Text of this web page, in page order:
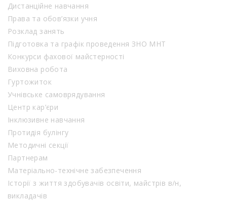
Дистанційне навчання
Права та обов’язки учня
Розклад занять
Підготовка та графік проведення ЗНО МНТ
Конкурси фахової майстерності
Виховна робота
Гуртожиток
Учнівське самоврядування
Центр кар’єри
Інклюзивне навчання
Протидія булінгу
Методичні секції
Партнерам
Матеріально-технічне забезпечення
Історії з життя здобувачів освіти, майстрів в/н,
викладачів